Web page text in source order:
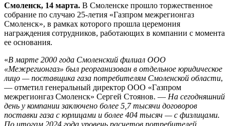
Смоленск, 14 марта. В Смоленске прошло торжественное
собрание по случаю 25-летия «Газпром межрегионгаз
Смоленск», в рамках которого прошла церемония
награждения сотрудников, работающих в компании с момента
ее основания.
«В марте 2000 года Смоленский филиал ООО
«Межрегионгаз» был реорганизован в отдельное юридическое
лицо — поставщика газа потребителям Смоленской области,
— отметил генеральный директор ООО «Газпром
межрегионгаз Смоленск» Сергей Стоянов. — На сегодняшний
день у компании заключено более 5,7 тысячи договоров
поставки газа с юрлицами и более 404 тысяч — с физлицами.
По итогам 2024 года уровень расчетов потребителей